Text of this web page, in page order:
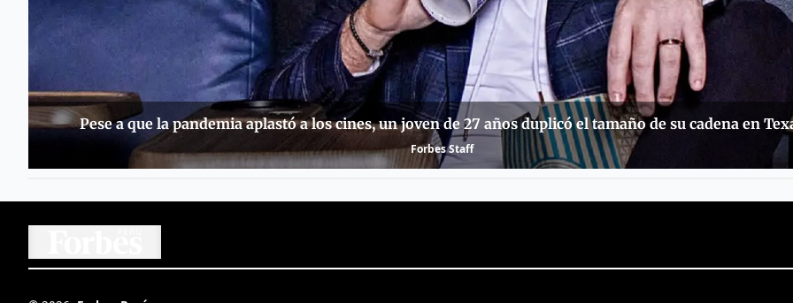
Pese a que la pandemia aplastó a los cines, un joven de 27 años duplicó el tamaño de su cadena en
Forbes Staff